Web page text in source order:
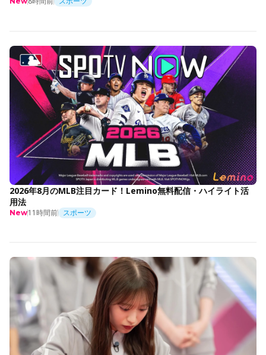
2026年8月のMLB注目カード！Lemino無料配信・ハイライト活
用法
New11時間前 スポーツ